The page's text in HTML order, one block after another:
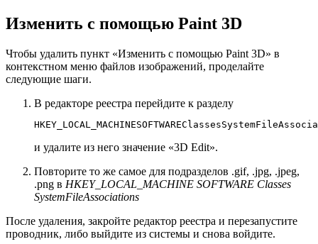
Изменить с помощью Paint 3D
Чтобы удалить пункт «Изменить с помощью Paint 3D» в
контекстном меню файлов изображений, проделайте
следующие шаги.
В редакторе реестра перейдите к разделу
и удалите из него значение «3D Edit».
Повторите то же самое для подразделов .gif, .jpg, .jpeg,
.png в HKEY_LOCAL_MACHINE SOFTWARE Classes
SystemFileAssociations
После удаления, закройте редактор реестра и перезапустите
проводник, либо выйдите из системы и снова войдите.